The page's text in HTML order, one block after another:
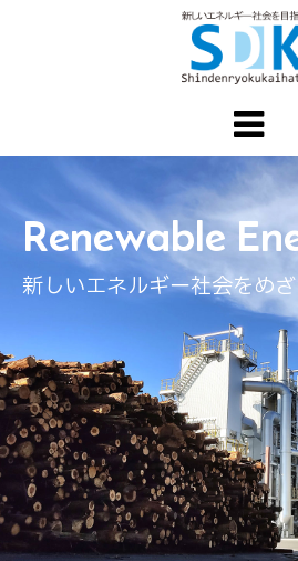
Renewable
新しいエネルギー社会をめ